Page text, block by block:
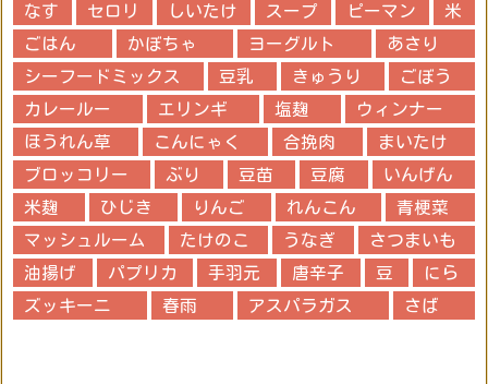
なす
セロリ しいたけ スープ ピーマン
米
ごはん
かぼちゃ ヨーグルト
あさり
シーフードミックス
豆乳 きゅうり
ごぼう
カレールー
エリンギ 塩麹
ウィンナー
ほうれん草
こんにゃく 合挽肉
まいたけ
ブロッコリー
ぶり 豆苗 豆腐
いんげん
米麹
ひじき りんご れんこん
青梗菜
マッシュルーム
たけのこ うなぎ
さつまいも
油揚げ
パプリカ 手羽元 唐辛子 豆
にら
ズッキーニ
春雨 アスパラガス さば